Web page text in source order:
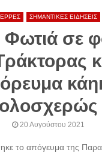
ΣΗΜΑΝΤΙΚΕΣ ΕΙΔΗΣΕΙΣ
Φωτιά σε
ολοσχερώς
20 Αυγούστου 2021
το απόγευμα της